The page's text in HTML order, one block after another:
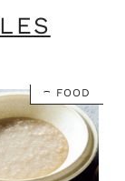
FOOD